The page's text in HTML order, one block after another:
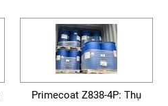
Primecoat Z838-4P: Thụ